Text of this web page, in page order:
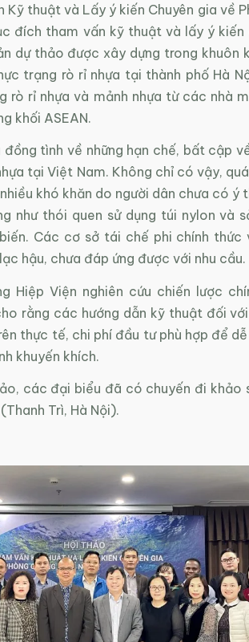
Kỹ thuật và Lấy ý kiến Chuyên gia về
đích tham vấn kỹ thuật và lấy ý kiến
dự thảo được xây dựng trong khuôn
trạng rò rỉ nhựa tại thành phố Hà
rò rỉ nhựa và mảnh nhựa từ các nhà
khối ASEAN.
tình về những hạn chế, bất cập
tại Việt Nam. Không chỉ có vậy,
khó khăn do người dân chưa có ý
như thói quen sử dụng túi nylon và
Các cơ sở tái chế phi chính thức
hậu, chưa đáp ứng được với nhu cầu.
Hiệp Viện nghiên cứu chiến lược
rằng các hướng dẫn kỹ thuật đối
thực tế, chi phí đầu tư phù hợp để
khuyến khích.
các đại biểu đã có chuyến đi
Trì, Hà Nội).